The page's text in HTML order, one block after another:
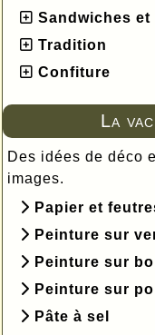
Sandwiches et
Tradition
Confiture
La
Des idées de déco
images.
Papier et
Peinture sur
Peinture sur
Peinture sur
Pâte à sel